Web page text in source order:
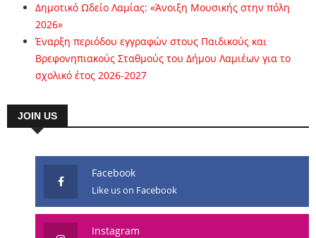
Δημοτικό Ωδείο Λαμίας: «Άνοιξη Μουσικής στην πόλη
2026»
Έναρξη περιόδου εγγραφών στους Παιδικούς και
Βρεφονηπιακούς Σταθμούς του Δήμου Λαμιέων για το
σχολικό έτος 2026-2027
JOIN US
Facebook
Like us on Facebook
Instagram